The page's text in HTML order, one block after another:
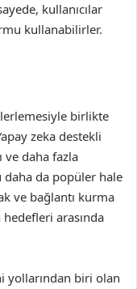
kullanıcılar
kullanabilirler.
birlikte
zeka destekli
ve daha fazla
da popüler hale
ve bağlantı kurma
arasında
yollarından biri olan